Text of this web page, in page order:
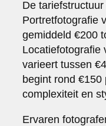
De
Portretfotografie
gemiddeld €200
Locatiefotografie
varieert tussen
begint rond €150
complexiteit en
Ervaren